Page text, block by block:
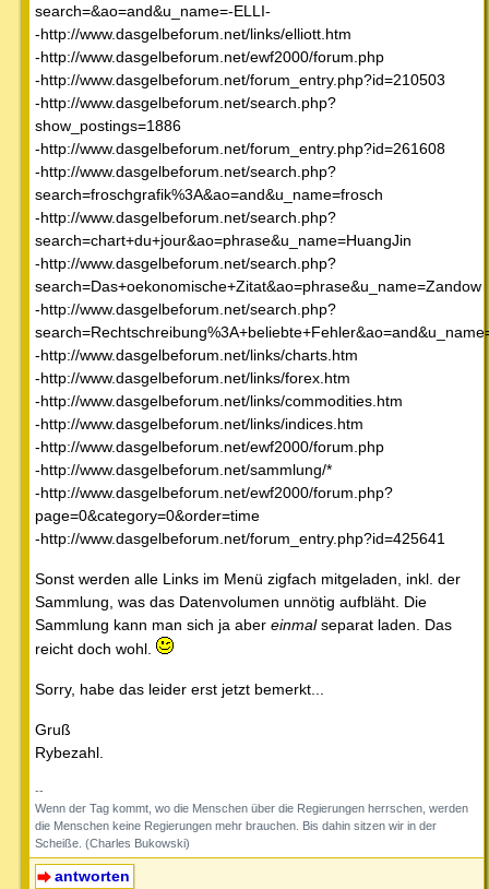
search=&ao=and&u_name=-ELLI-
-http://www.dasgelbeforum.net/links/elliott.htm
-http://www.dasgelbeforum.net/ewf2000/forum.php
-http://www.dasgelbeforum.net/forum_entry.php?id=210503
-http://www.dasgelbeforum.net/search.php?
show_postings=1886
-http://www.dasgelbeforum.net/forum_entry.php?id=261608
-http://www.dasgelbeforum.net/search.php?
search=froschgrafik%3A&ao=and&u_name=frosch
-http://www.dasgelbeforum.net/search.php?
search=chart+du+jour&ao=phrase&u_name=HuangJin
-http://www.dasgelbeforum.net/search.php?
search=Das+oekonomische+Zitat&ao=phrase&u_name=Zandow
-http://www.dasgelbeforum.net/search.php?
-http://www.dasgelbeforum.net/links/charts.htm
-http://www.dasgelbeforum.net/links/forex.htm
-http://www.dasgelbeforum.net/links/commodities.htm
-http://www.dasgelbeforum.net/links/indices.htm
-http://www.dasgelbeforum.net/ewf2000/forum.php
-http://www.dasgelbeforum.net/sammlung/*
-http://www.dasgelbeforum.net/ewf2000/forum.php?
page=0&category=0&order=time
-http://www.dasgelbeforum.net/forum_entry.php?id=425641
Sonst werden alle Links im Menü zigfach mitgeladen, inkl. der
Sammlung, was das Datenvolumen unnötig aufbläht. Die
Sammlung kann man sich ja aber einmalseparat laden. Das
reicht doch wohl.
Sorry, habe das leider erst jetzt bemerkt...
Gruß
Rybezahl.
--
Wenn der Tag kommt, wo die Menschen über die Regierungen herrschen, werden
die Menschen keine Regierungen mehr brauchen. Bis dahin sitzen wir in der
Scheiße. (Charles Bukowski)
antworten